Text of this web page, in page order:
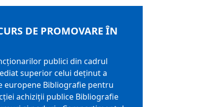
DE PROMOVARE ÎN
publici din cadrul
superior celui deținut a
europene Bibliografie pentru
achiziții publice Bibliografie